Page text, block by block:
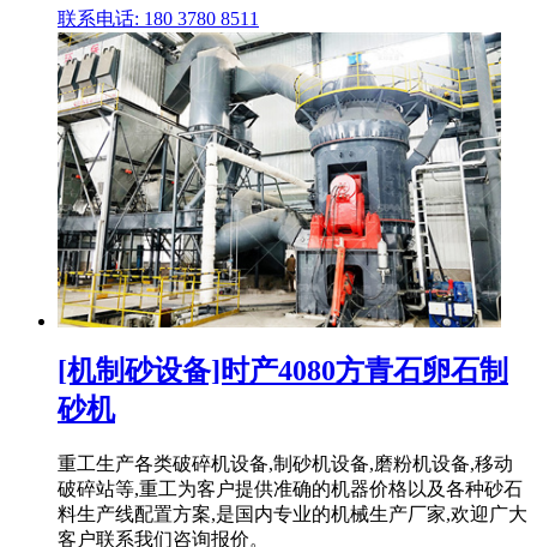
联系电话: 180 3780 8511
[机制砂设备]时产4080方青石卵石制
砂机
重工生产各类破碎机设备,制砂机设备,磨粉机设备,移动
破碎站等,重工为客户提供准确的机器价格以及各种砂石
料生产线配置方案,是国内专业的机械生产厂家,欢迎广大
客户联系我们咨询报价。